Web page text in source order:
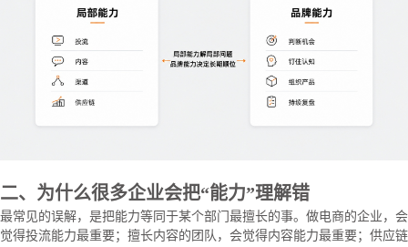
二、为什么很多企业会把“能力”理解错
最常见的误解，是把能力等同于某个部门最擅长的事。做电商的企业，会
觉得投流能力最重要；擅长内容的团队，会觉得内容能力最重要；供应链